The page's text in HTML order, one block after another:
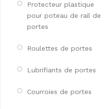
Protecteur plastique
pour poteau de rail de
portes
Roulettes de portes
Lubrifiants de portes
Courroies de portes